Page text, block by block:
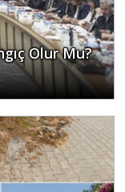
Olur Mu?